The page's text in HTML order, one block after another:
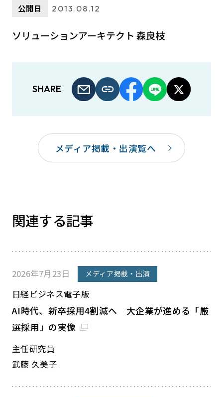
公開日 2013.08.12
ソリューションアーキテクト 森良枝
SHARE
メディア掲載・出演覧へ
関連する記事
2026年7月23日 メディア掲載・出演
日経ビジネス電子版
AI時代、新卒採用4割減へ 大企業が進める「厳
選採用」の実像
主任研究員
武藤 久美子